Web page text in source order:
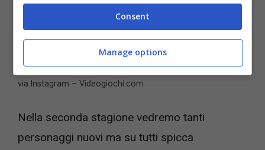
Kaitlyn Dever è già apparsa in un titolo Playstation – foto
via Instagram – Videogiochi.com
Nella seconda stagione vedremo tanti
personaggi nuovi ma su tutti spicca
Consent
Manage options